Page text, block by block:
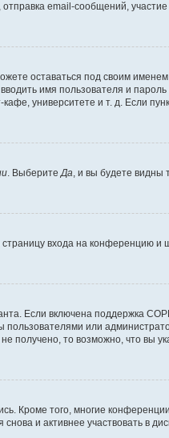
email-сообщений, участие
оставаться под своим
имя пользователя и
университете и т. д. Если
. ВыберитеДа, и вы будете видны
входа на конференцию и
Если включена поддержка
или
то возможно, что вы
Кроме того, многие
и активнее участвовать в